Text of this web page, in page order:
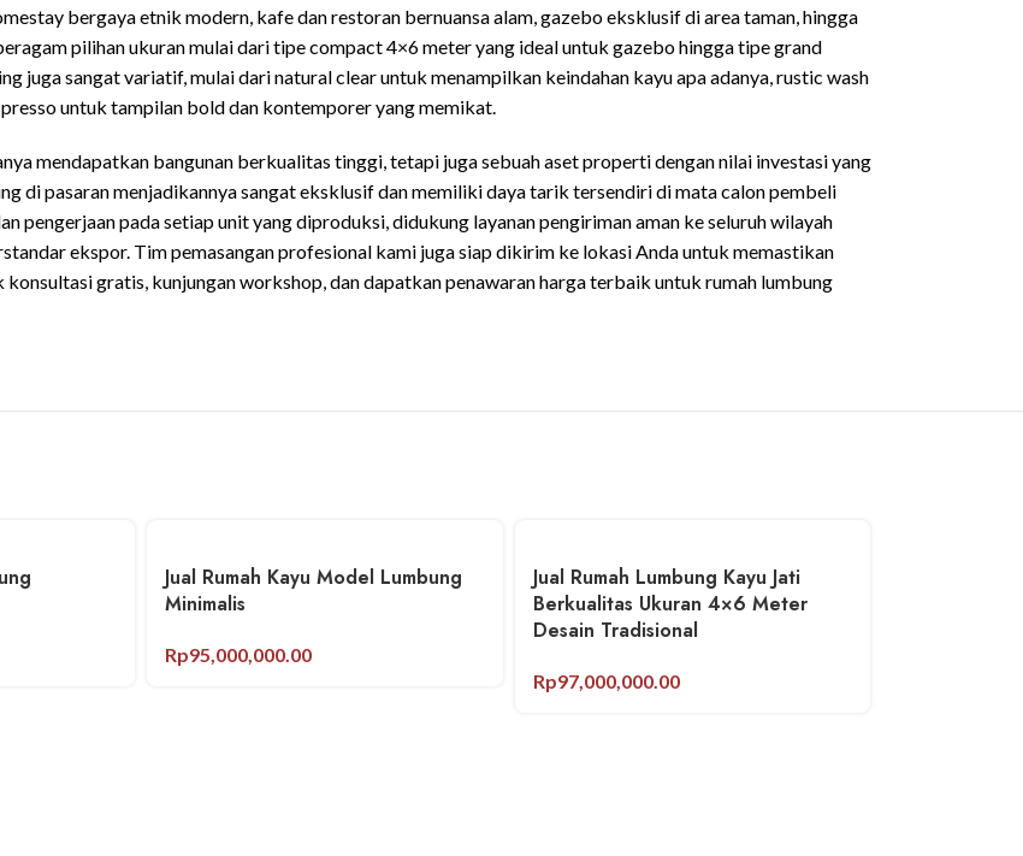
bergaya etnik modern, kafe dan restoran bernuansa alam, gazebo eksklusif di area taman, hingga
pilihan ukuran mulai dari tipe compact 4×6 meter yang ideal untuk gazebo hingga tipe grand
juga sangat variatif, mulai dari natural clear untuk menampilkan keindahan kayu apa adanya, rustic wash
untuk tampilan bold dan kontemporer yang memikat.
mendapatkan bangunan berkualitas tinggi, tetapi juga sebuah aset properti dengan nilai investasi yang
di pasaran menjadikannya sangat eksklusif dan memiliki daya tarik tersendiri di mata calon pembeli
pengerjaan pada setiap unit yang diproduksi, didukung layanan pengiriman aman ke seluruh wilayah
ekspor. Tim pemasangan profesional kami juga siap dikirim ke lokasi Anda untuk memastikan
gratis, kunjungan workshop, dan dapatkan penawaran harga terbaik untuk rumah lumbung
Jual Rumah Kayu Model Lumbung
Minimalis
Rp95,000,000.00
Jual Rumah Lumbung Kayu Jati
Berkualitas Ukuran 4×6 Meter
Desain Tradisional
Rp97,000,000.00